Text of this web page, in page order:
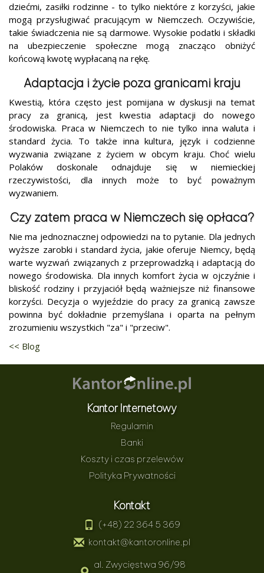
dziećmi, zasiłki rodzinne - to tylko niektóre z korzyści, jakie
mogą przysługiwać pracującym w Niemczech. Oczywiście,
takie świadczenia nie są darmowe. Wysokie podatki i składki
na ubezpieczenie społeczne mogą znacząco obniżyć
końcową kwotę wypłacaną na rękę.
Adaptacja i życie poza granicami kraju
Kwestią, która często jest pomijana w dyskusji na temat
pracy za granicą, jest kwestia adaptacji do nowego
środowiska. Praca w Niemczech to nie tylko inna waluta i
standard życia. To także inna kultura, język i codzienne
wyzwania związane z życiem w obcym kraju. Choć wielu
Polaków doskonale odnajduje się w niemieckiej
rzeczywistości, dla innych może to być poważnym
wyzwaniem.
Czy zatem praca w Niemczech się opłaca?
Nie ma jednoznacznej odpowiedzi na to pytanie. Dla jednych
wyższe zarobki i standard życia, jakie oferuje Niemcy, będą
warte wyzwań związanych z przeprowadzką i adaptacją do
nowego środowiska. Dla innych komfort życia w ojczyźnie i
bliskość rodziny i przyjaciół będą ważniejsze niż finansowe
korzyści. Decyzja o wyjeździe do pracy za granicą zawsze
powinna być dokładnie przemyślana i oparta na pełnym
zrozumieniu wszystkich "za" i "przeciw".
<< Blog
Kantor Internetowy
Regulamin
Banki
Koszty i czas przelewów
Polityka Prywatności
Kontakt
(+48) 22 364 5 369
kontakt@kantoronline.pl
al. Zwycięstwa 96/98